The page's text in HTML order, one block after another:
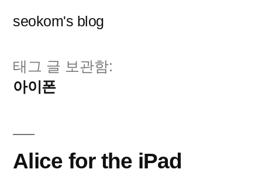
seokom's blog
태그 글 보관함:
아이폰
Alice for the iPad